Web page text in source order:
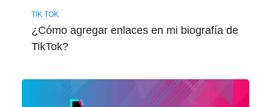
TIK TOK
¿Cómo agregar enlaces en mi biografía de
TikTok?